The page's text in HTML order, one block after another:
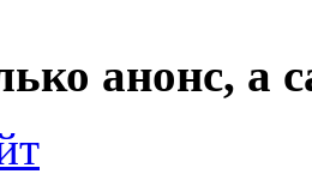
анонс, а